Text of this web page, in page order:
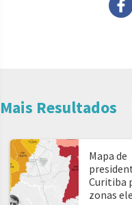
Mais Resultados
Mapa de
Curitiba
zonas